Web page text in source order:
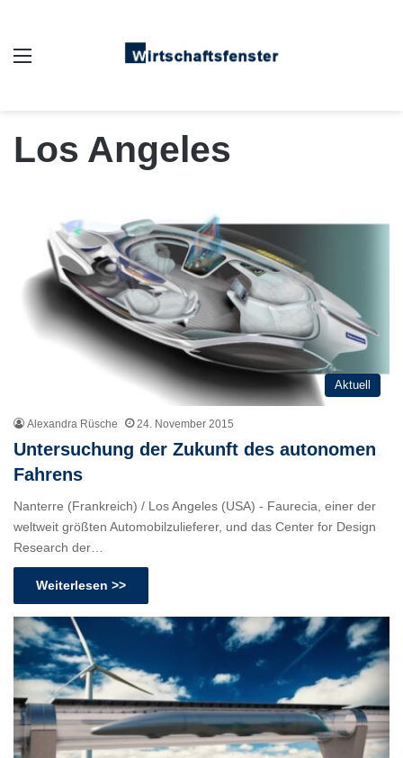
Los Angeles
Aktuell
Alexandra Rüsche 24. November 2015
Untersuchung der Zukunft des autonomen
Fahrens
Nanterre (Frankreich) / Los Angeles (USA) - Faurecia, einer der
weltweit größten Automobilzulieferer, und das Center for Design
Research der…
Weiterlesen >>